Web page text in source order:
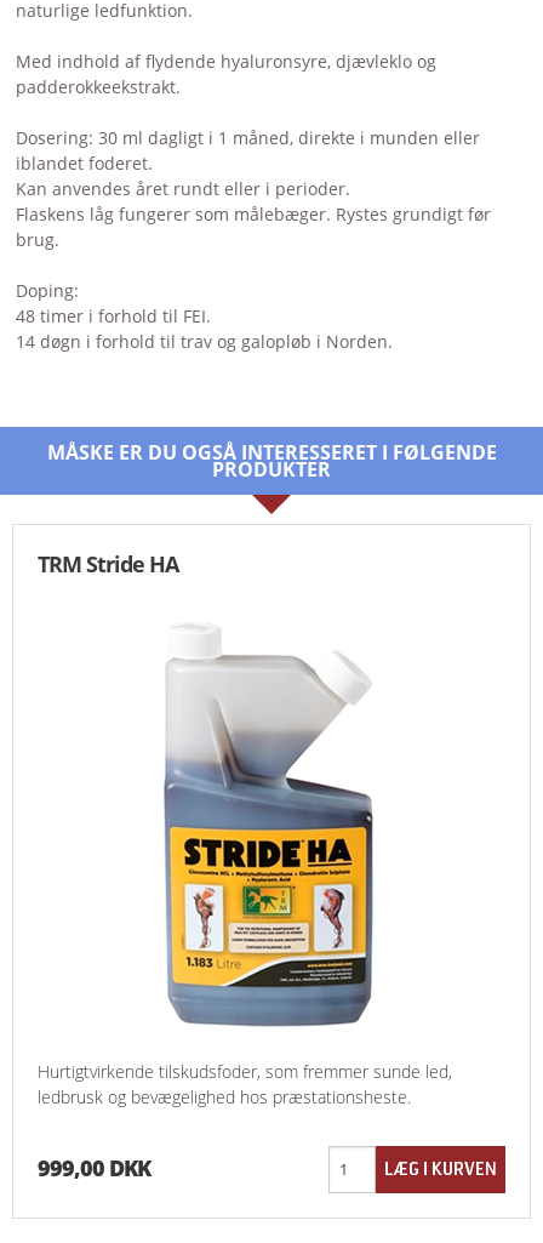
naturlige ledfunktion.
Med indhold af flydende hyaluronsyre, djævleklo og
padderokkeekstrakt.
Dosering: 30 ml dagligt i 1 måned, direkte i munden eller
iblandet foderet.
Kan anvendes året rundt eller i perioder.
Flaskens låg fungerer som målebæger. Rystes grundigt før
brug.
Doping:
48 timer i forhold til FEI.
14 døgn i forhold til trav og galopløb i Norden.
MÅSKE ER DU OGSÅ INTERESSERET I FØLGENDE
PRODUKTER
TRM Stride HA
Hurtigtvirkende tilskudsfoder, som fremmer sunde led,
ledbrusk og bevægelighed hos præstationsheste.
999,00 DKK